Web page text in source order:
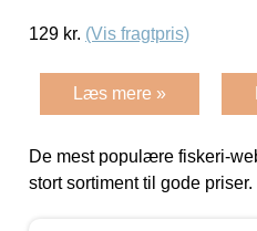
129 kr. (Vis fragtpris)
Læs mere »
De mest populære fiskeri-
stort sortiment til gode priser.